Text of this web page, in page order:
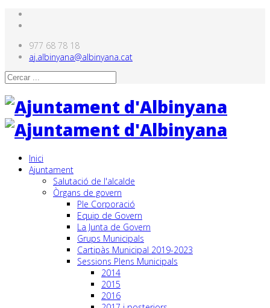
977 68 78 18
aj.albinyana@albinyana.cat
Inici
Ajuntament
Salutació de l'alcalde
Òrgans de govern
Ple Corporació
Equip de Govern
La Junta de Govern
Grups Municipals
Cartipàs Municipal 2019-2023
Sessions Plens Municipals
2014
2015
2016